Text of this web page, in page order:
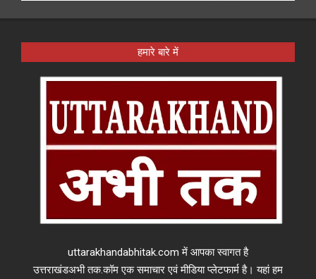
हमारे बारे में
uttarakhandabhitak.com में आपका स्वागत है
उत्तराखंडअभी तक.कॉम एक समाचार एवं मीडिया प्लेटफार्म है। यहां हम